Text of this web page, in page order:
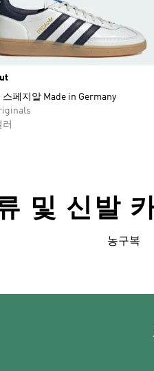
스페지알 Made in Germany
러
및 신발
농구복